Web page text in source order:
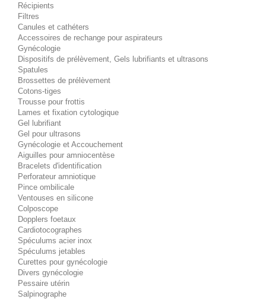
Récipients
Filtres
Canules et cathéters
Accessoires de rechange pour aspirateurs
Gynécologie
Dispositifs de prélèvement, Gels lubrifiants et ultrasons
Spatules
Brossettes de prélèvement
Cotons-tiges
Trousse pour frottis
Lames et fixation cytologique
Gel lubrifiant
Gel pour ultrasons
Gynécologie et Accouchement
Aiguilles pour amniocentèse
Bracelets d'identification
Perforateur amniotique
Pince ombilicale
Ventouses en silicone
Colposcope
Dopplers foetaux
Cardiotocographes
Spéculums acier inox
Spéculums jetables
Curettes pour gynécologie
Divers gynécologie
Pessaire utérin
Salpinographe